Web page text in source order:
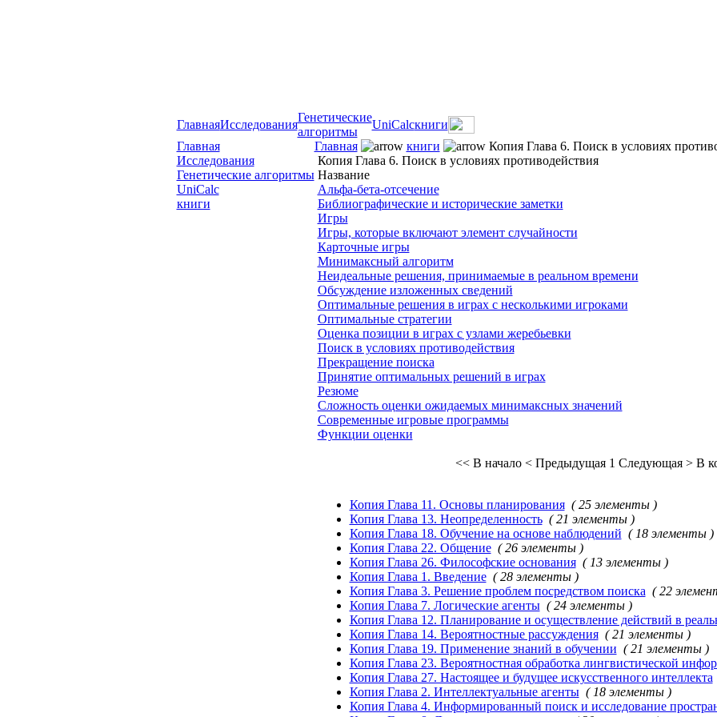
ГлавнаяИсследования
Генетические
алгоритмы
UniCalcкниги
Главная
Исследования
Генетические алгоритмы
UniCalc
книги
Главная книги
Копия Глава 6. Поиск в условиях
Копия Глава 6. Поиск в условиях противодействия
Название
Альфа-бета-отсечение
Библиографические и исторические заметки
Игры
Игры, которые включают элемент случайности
Карточные игры
Минимаксный алгоритм
Неидеальные решения, принимаемые в реальном времени
Обсуждение изложенных сведений
Оптимальные решения в играх с несколькими игроками
Оптимальные стратегии
Оценка позиции в играх с узлами жеребьевки
Поиск в условиях противодействия
Прекращение поиска
Принятие оптимальных решений в играх
Резюме
Сложность оценки ожидаемых минимаксных значений
Современные игровые программы
Функции оценки
<< В начало < Предыдущая 1 Следующая > В
Копия Глава 11. Основы планирования ( 25 элементы )
Копия Глава 13. Неопределенность ( 21 элементы )
Копия Глава 18. Обучение на основе наблюдений ( 18 элементы )
Копия Глава 22. Общение ( 26 элементы )
Копия Глава 26. Философские основания ( 13 элементы )
Копия Глава 1. Введение ( 28 элементы )
Копия Глава 3. Решение проблем посредством поиска ( 22
Копия Глава 7. Логические агенты ( 24 элементы )
Копия Глава 12. Планирование и осуществление действий в
Копия Глава 14. Вероятностные рассуждения ( 21 элементы )
Копия Глава 19. Применение знаний в обучении ( 21 элементы )
Копия Глава 23. Вероятностная обработка лингвистической
Копия Глава 27. Настоящее и будущее искусственного интеллекта
Копия Глава 2. Интеллектуальные агенты ( 18 элементы )
Копия Глава 4. Информированный поиск и исследование